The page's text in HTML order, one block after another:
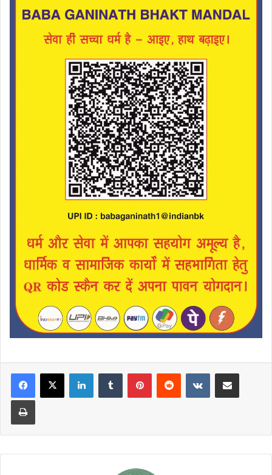
LinkedInTumblr PinterestReddit VKontakteShare via Email
Print